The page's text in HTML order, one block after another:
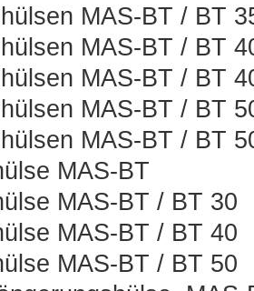
MAS-BT / BT
MAS-BT / BT
MAS-BT / BT
MAS-BT / BT
MAS-BT / BT
MAS-BT
MAS-BT / BT 30
MAS-BT / BT 40
MAS-BT / BT 50